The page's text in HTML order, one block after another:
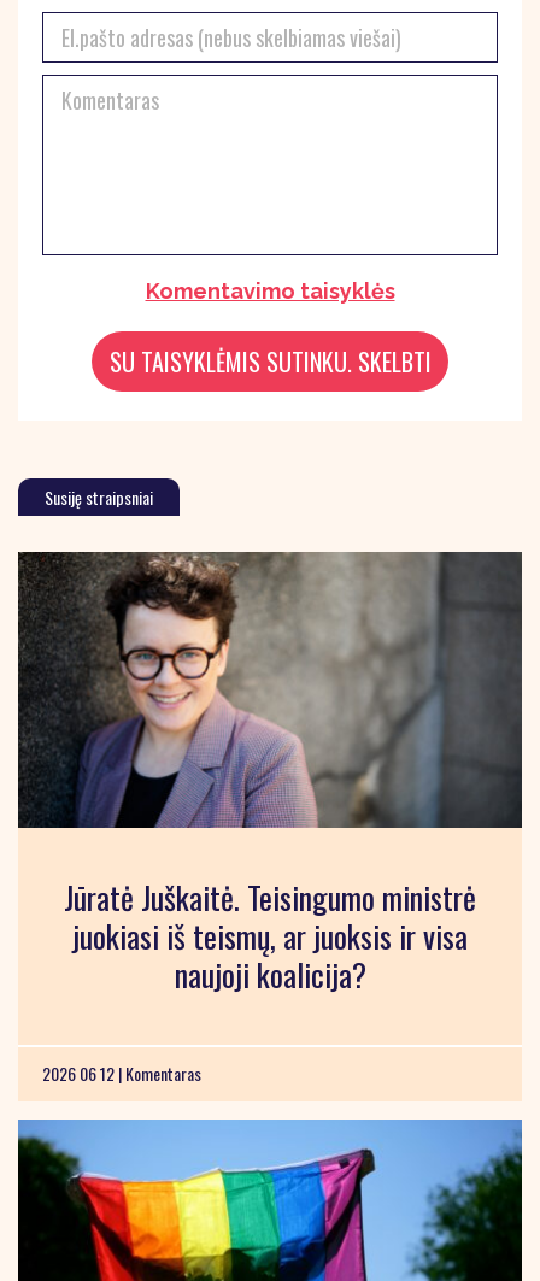
Komentavimo taisyklės
Susiję straipsniai
Jūratė Juškaitė. Teisingumo ministrė
juokiasi iš teismų, ar juoksis ir visa
naujoji koalicija?
2026 06 12 |Komentaras